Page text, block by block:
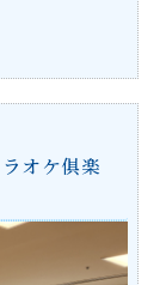
オケ俱楽